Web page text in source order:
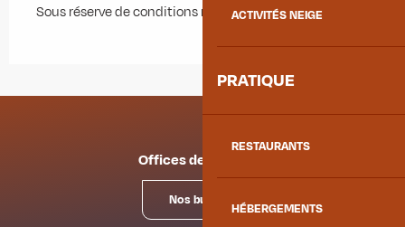
ACTIVITÉS NEIGE
PRATIQUE
RESTAURANTS
HÉBERGEMENTS
Sous réserve de conditions météo favorables.
Offices de tourisme
Nos bureaux